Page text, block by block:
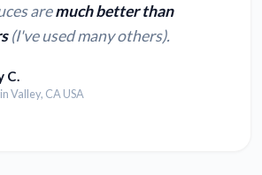
aremuch better than
(I've used many others).
C.
Valley, CA USA